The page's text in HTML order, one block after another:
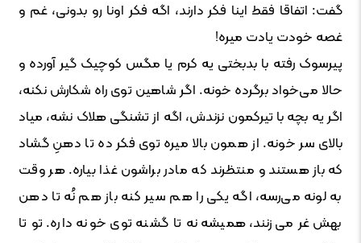
گفت: اتفاقا فقط اینا فکر دارند، اگه فکر اونا رو بدونی، غم و
غصه خودت یادت میره!
پیرسوک رفته با بدبختی یه کرم یا مگس کوچیک گیر آورده و
حالا می‌خواد برگرده خونه. اگر شاهین توی راه شکارش نکنه،
اگر یه بچه با تیرکمون نزندش، اگه از تشنگی هلاک‌ نشه، میاد
بالای سر خونه. از همون بالا میره توی فکر ده تا دهنِ گشاد
که باز هستند و منتظرند که مادر براشون غذا بیاره. هر وقت
به لونه می‌رسه، اگه یکی را هم سیر کنه باز هم نُه تا دهن
بهش غر می‌زنند، همیشه نه تا گشنه توی خونه داره. تو تا